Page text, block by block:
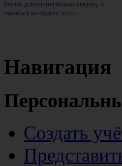
Ролик длится несколько секунд, а
смеяться вы будете долго
Навигация
Создать